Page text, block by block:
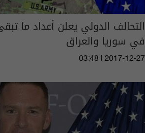
التحالف الدولي يعلن أعداد ما
في سوريا والعراق
03:48 | 2017-12-27